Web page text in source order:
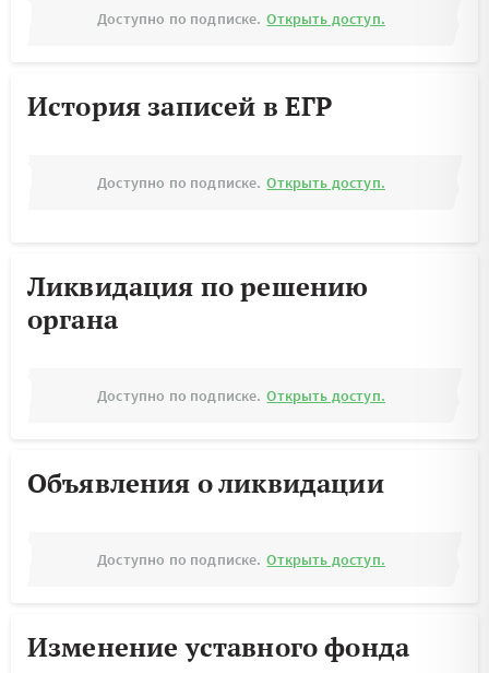
Доступно по подписке. Открыть доступ.
История записей в ЕГР
Доступно по подписке. Открыть доступ.
Ликвидация по решению
органа
Доступно по подписке. Открыть доступ.
Объявления о ликвидации
Доступно по подписке. Открыть доступ.
Изменение уставного фонда